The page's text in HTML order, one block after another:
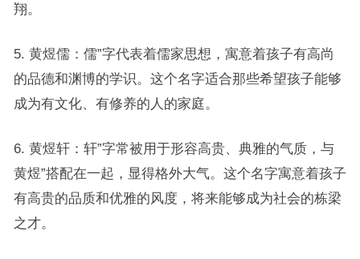
翔。
5. 黄煜儒：儒”字代表着儒家思想，寓意着孩子有高尚
的品德和渊博的学识。这个名字适合那些希望孩子能够
成为有文化、有修养的人的家庭。
6. 黄煜轩：轩”字常被用于形容高贵、典雅的气质，与
黄煜”搭配在一起，显得格外大气。这个名字寓意着孩子
有高贵的品质和优雅的风度，将来能够成为社会的栋梁
之才。